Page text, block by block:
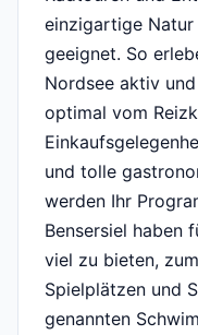
einzigartige
geeignet. So
Nordsee aktiv
optimal vom
und tolle
werden Ihr
Bensersiel haben
viel zu bieten,
Spielplätzen und
genannten